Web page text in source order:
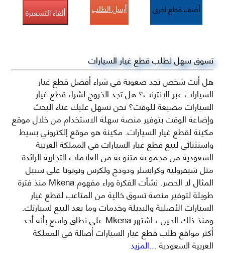
أضف قطع اخرى أرسل الطلب ألغاء التسعيرة
تسوق سهل لطلب قطع غيار السيارات
هل أنت شخص تجد صعوبة في شراء أفضل قطع غيار
السيارات عبر الإنترنت؟ هل تجد الخروج لشراء قطع غيار
السيارات مضيعة للوقت؟ نحن نسهل عليك عناء البحث
وإضاعة الوقت بتوفير منصة سهلة الاستخدام من خلال موقع
مكينة لقطع غيار السيارات. مكينة هو موقع إلكتروني بسيط
واستثنائي لبيع قطع غيار السيارات في المملكة العربية
السعودية من مجموعة متنوعة من العلامات التجارية الرائدة
مثل شيفروليه وكرايسلر ودودج ولكزس وتويوتا على سبيل
المثال لا الحصر. نشأت الفكرة وراء مفهوم Mkena منذ فترة
طويلة لتوفير منصة تسوق خالية من المتاعب لقطع غيار
السيارات الأصلية والبديلة وخدمات وما بعد البيع لسيارتك.
ومنذ ذلك الحين ، اشتهر Mkena على نطاق واسع بأنه أحد
أكثر مواقع طلب قطع غيار السيارات أصالة في المملكة
العربية السعودية...المزيد